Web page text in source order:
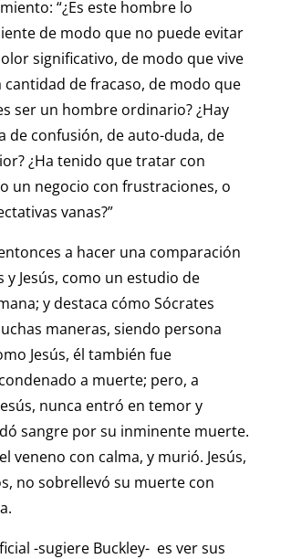
“¿Es este hombre lo
de modo que no puede evitar
significativo, de modo que vive
cantidad de fracaso, de modo que
ser un hombre ordinario? ¿Hay
de confusión, de auto-duda, de
¿Ha tenido que tratar con
un negocio con frustraciones, o
vanas?”
a hacer una comparación
y Jesús, como un estudio de
y destaca cómo Sócrates
maneras, siendo persona
Jesús, él también fue
a muerte; pero, a
nunca entró en temor y
sangre por su inminente muerte.
veneno con calma, y murió. Jesús,
no sobrellevó su muerte con
-sugiere Buckley- es ver sus